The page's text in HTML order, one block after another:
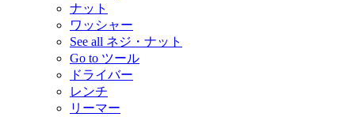
ナット
ワッシャー
See all ネジ・ナット
Go to ツール
ドライバー
レンチ
リーマー